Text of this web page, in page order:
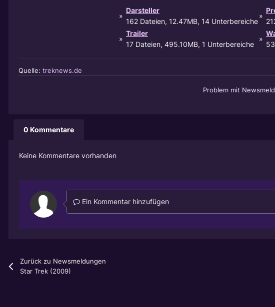
»
Darsteller
162 Dateien, 12.47MB, 14 Unterbereiche
»
»
Trailer
17 Dateien, 495.10MB, 1 Unterbereiche
»
Quelle: treknews.de
Problem mit
0 Kommentare
Keine Kommentare vorhanden
Ein Kommentar hinzufügen
Zurück zu Newsmeldungen
Star Trek (2009)